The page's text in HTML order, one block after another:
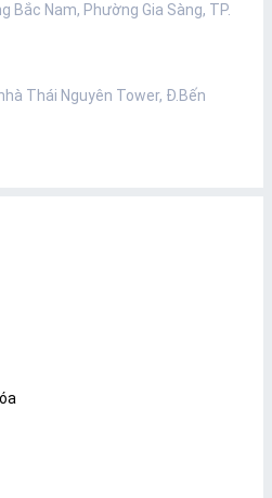
Bắc Nam, Phường Gia Sàng, TP.
Thái Nguyên Tower, Đ.Bến